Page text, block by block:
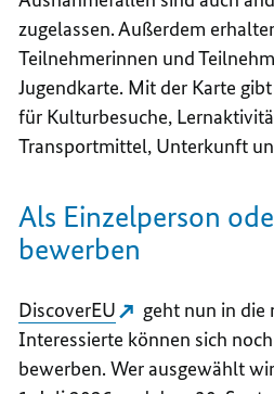
zugelassen.Außerdem
Teilnehmerinnen und
Jugendkarte. Mit der Karte
für Kulturbesuche,
Transportmittel, Unterkunft
Als Einzelperson
bewerben
DiscoverEU
geht nun in die
Interessierte können sich
bewerben. Wer ausgewählt